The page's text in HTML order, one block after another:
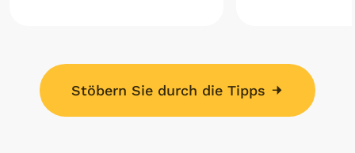
Stöbern Sie durch die Tipps